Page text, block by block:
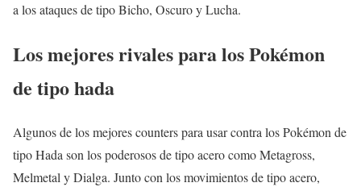
a los ataques de tipo Bicho, Oscuro y Lucha.
Los mejores rivales para los Pokémon
de tipo hada
Algunos de los mejores counters para usar contra los Pokémon de
tipo Hada son los poderosos de tipo acero como Metagross,
Melmetal y Dialga. Junto con los movimientos de tipo acero,